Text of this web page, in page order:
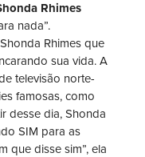
Rhimes
nada”.
Rhimes que
sua vida. A
televisão norte-
famosas, como
desse dia, Shonda
SIM para as
que disse sim”, ela